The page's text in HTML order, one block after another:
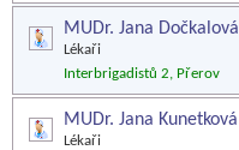
MUDr. Jana Dočkalová
Lékaři
Interbrigadistů 2, Přerov
MUDr. Jana Kunetková
Lékaři